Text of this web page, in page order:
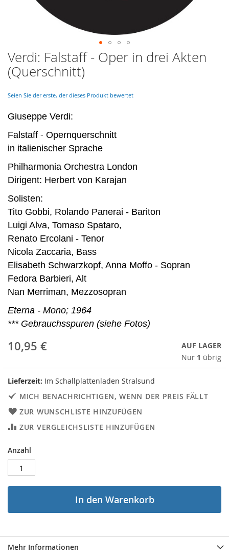
Skip
to
the
of
images
Verdi: Falstaff - Oper in drei Akten
(Querschnitt)
Seien Sie der erste, der dieses Produkt bewertet
Giuseppe Verdi:
Falstaff - Opernquerschnitt
in italienischer Sprache
Philharmonia Orchestra London
Dirigent: Herbert von Karajan
Solisten:
Tito Gobbi, Rolando Panerai - Bariton
Luigi Alva, Tomaso Spataro,
Renato Ercolani - Tenor
Nicola Zaccaria, Bass
Elisabeth Schwarzkopf, Anna Moffo - Sopran
Fedora Barbieri, Alt
Nan Merriman, Mezzosopran
Eterna - Mono; 1964
*** Gebrauchsspuren (siehe Fotos)
10,95 €
AUF LAGER
Nur 1 übrig
Lieferzeit: Im Schallplattenladen Stralsund
MICH BENACHRICHTIGEN, WENN DER PREIS FÄLLT
ZUR WUNSCHLISTE HINZUFÜGEN
ZUR VERGLEICHSLISTE HINZUFÜGEN
Anzahl
In den Warenkorb
Mehr Informationen